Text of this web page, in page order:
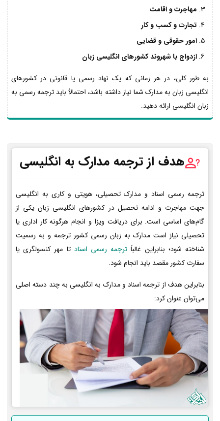
مهاجرت و اقامت
تجارت و کسب و کار
امور حقوقی و قضایی
ازدواج با شهروند کشورهای انگلیسی زبان
به طور کلی، در هر زمانی که یک نهاد رسمی یا قانونی در کشورهای
انگلیسی زبان به مدارک شما نیاز داشته باشد، احتمالاً باید ترجمه رسمی به
زبان انگلیسی ارائه دهید.
هدف از ترجمه مدارک به انگلیسی
ترجمه رسمی اسناد و مدارک تحصیلی، هویتی و کاری به انگلیسی
جهت مهاجرت و ادامه تحصیل در کشورهای انگلیسی زبان یکی از
گام‌های اساسی است. برای دریافت ویزا و انجام هرگونه کار اداری یا
تحصیلی نیاز است مدارک به زبان رسمی کشور ترجمه و به رسمیت
شناخته شود؛ بنابراین غالباً ترجمه رسمی اسناد تا مهر کنسولگری یا
سفارت کشور مقصد باید انجام شود.
بنابراین هدف از ترجمه اسناد و مدارک به انگلیسی به چند دسته اصلی
می‌توان عنوان کرد: